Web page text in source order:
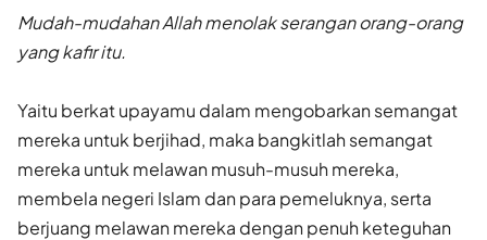
Mudah-mudahan Allah menolak serangan orang-orang
yang kafir itu.
Yaitu berkat upayamu dalam mengobarkan semangat
mereka untuk berjihad, maka bangkitlah semangat
mereka untuk melawan musuh-musuh mereka,
membela negeri Islam dan para pemeluknya, serta
berjuang melawan mereka dengan penuh keteguhan